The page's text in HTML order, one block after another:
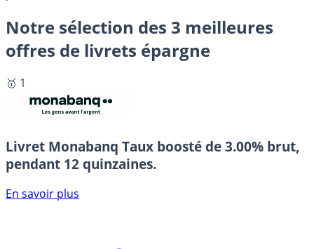
Notre sélection des 3 meilleures
offres de livrets épargne
🥇 1
Livret Monabanq Taux boosté de 3.00% brut,
pendant 12 quinzaines.
En savoir plus